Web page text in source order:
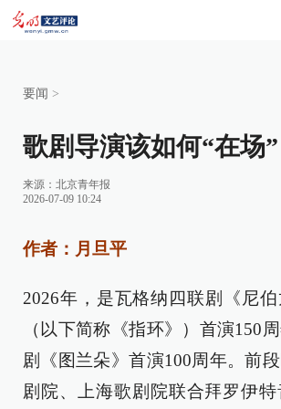
要闻 >
歌剧导演该如何“在场”
来源： 北京青年报
2026-07-09 10:24
作者：月旦平
2026年，是瓦格纳四联剧《尼伯
（以下简称《指环》）首演150
剧《图兰朵》首演100周年。前
剧院、上海歌剧院联合拜罗伊